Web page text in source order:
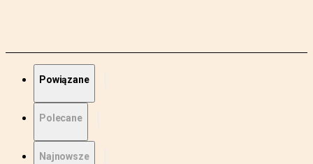
Powiązane
Polecane
Najnowsze